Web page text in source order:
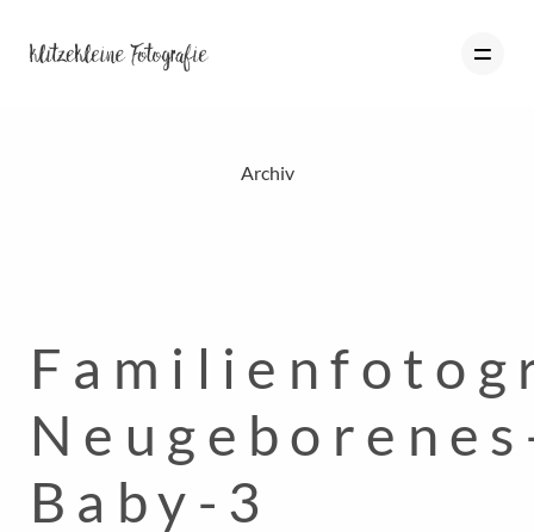
INFO
KONTAKT
Archiv
Baby-3